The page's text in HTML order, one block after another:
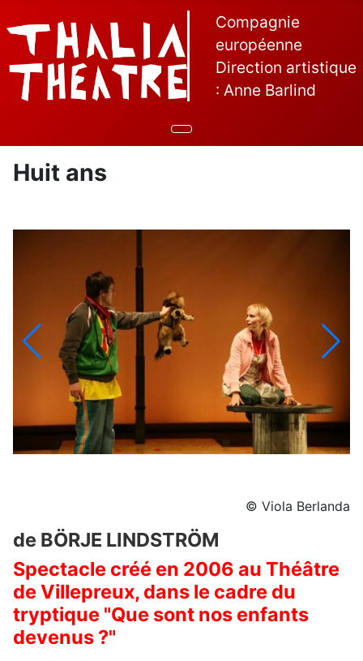
Compagnie
européenne
Direction artistique
: Anne Barlind
Huit ans
© Viola Berlanda
de BÖRJE LINDSTRÖM
Spectacle créé en 2006 au Théâtre
de Villepreux, dans le cadre du
tryptique "Que sont nos enfants
devenus ?"